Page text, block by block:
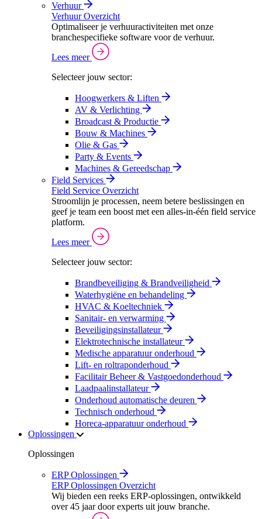
Verhuur
Verhuur Overzicht
Optimaliseer je verhuuractiviteiten met onze
branchespecifieke software voor de verhuur.
Lees meer
Selecteer jouw sector:
Hoogwerkers & Liften
AV & Verlichting
Broadcast & Productie
Bouw & Machines
Olie & Gas
Party & Events
Machines & Gereedschap
Field Services
Field Service Overzicht
Stroomlijn je processen, neem betere beslissingen en
geef je team een boost met een alles-in-één field service
platform.
Lees meer
Selecteer jouw sector:
Brandbeveiliging & Brandveiligheid
Waterhygiëne en behandeling
HVAC & Koeltechniek
Sanitair- en verwarming
Beveiligingsinstallateur
Elektrotechnische installateur
Medische apparatuur onderhoud
Lift- en roltraponderhoud
Facilitair Beheer & Vastgoedonderhoud
Laadpaalinstallateur
Onderhoud automatische deuren
Technisch onderhoud
Horeca-apparatuur onderhoud
Oplossingen
Oplossingen
ERP Oplossingen
ERP Oplossingen Overzicht
Wij bieden een reeks ERP-oplossingen, ontwikkeld
over 45 jaar door experts uit jouw branche.